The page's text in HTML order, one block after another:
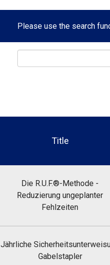
Please use the search
Title
Die R.U.F.®-Methode -
Reduzierung ungeplanter
Fehlzeiten
Jährliche
Gabelstapler